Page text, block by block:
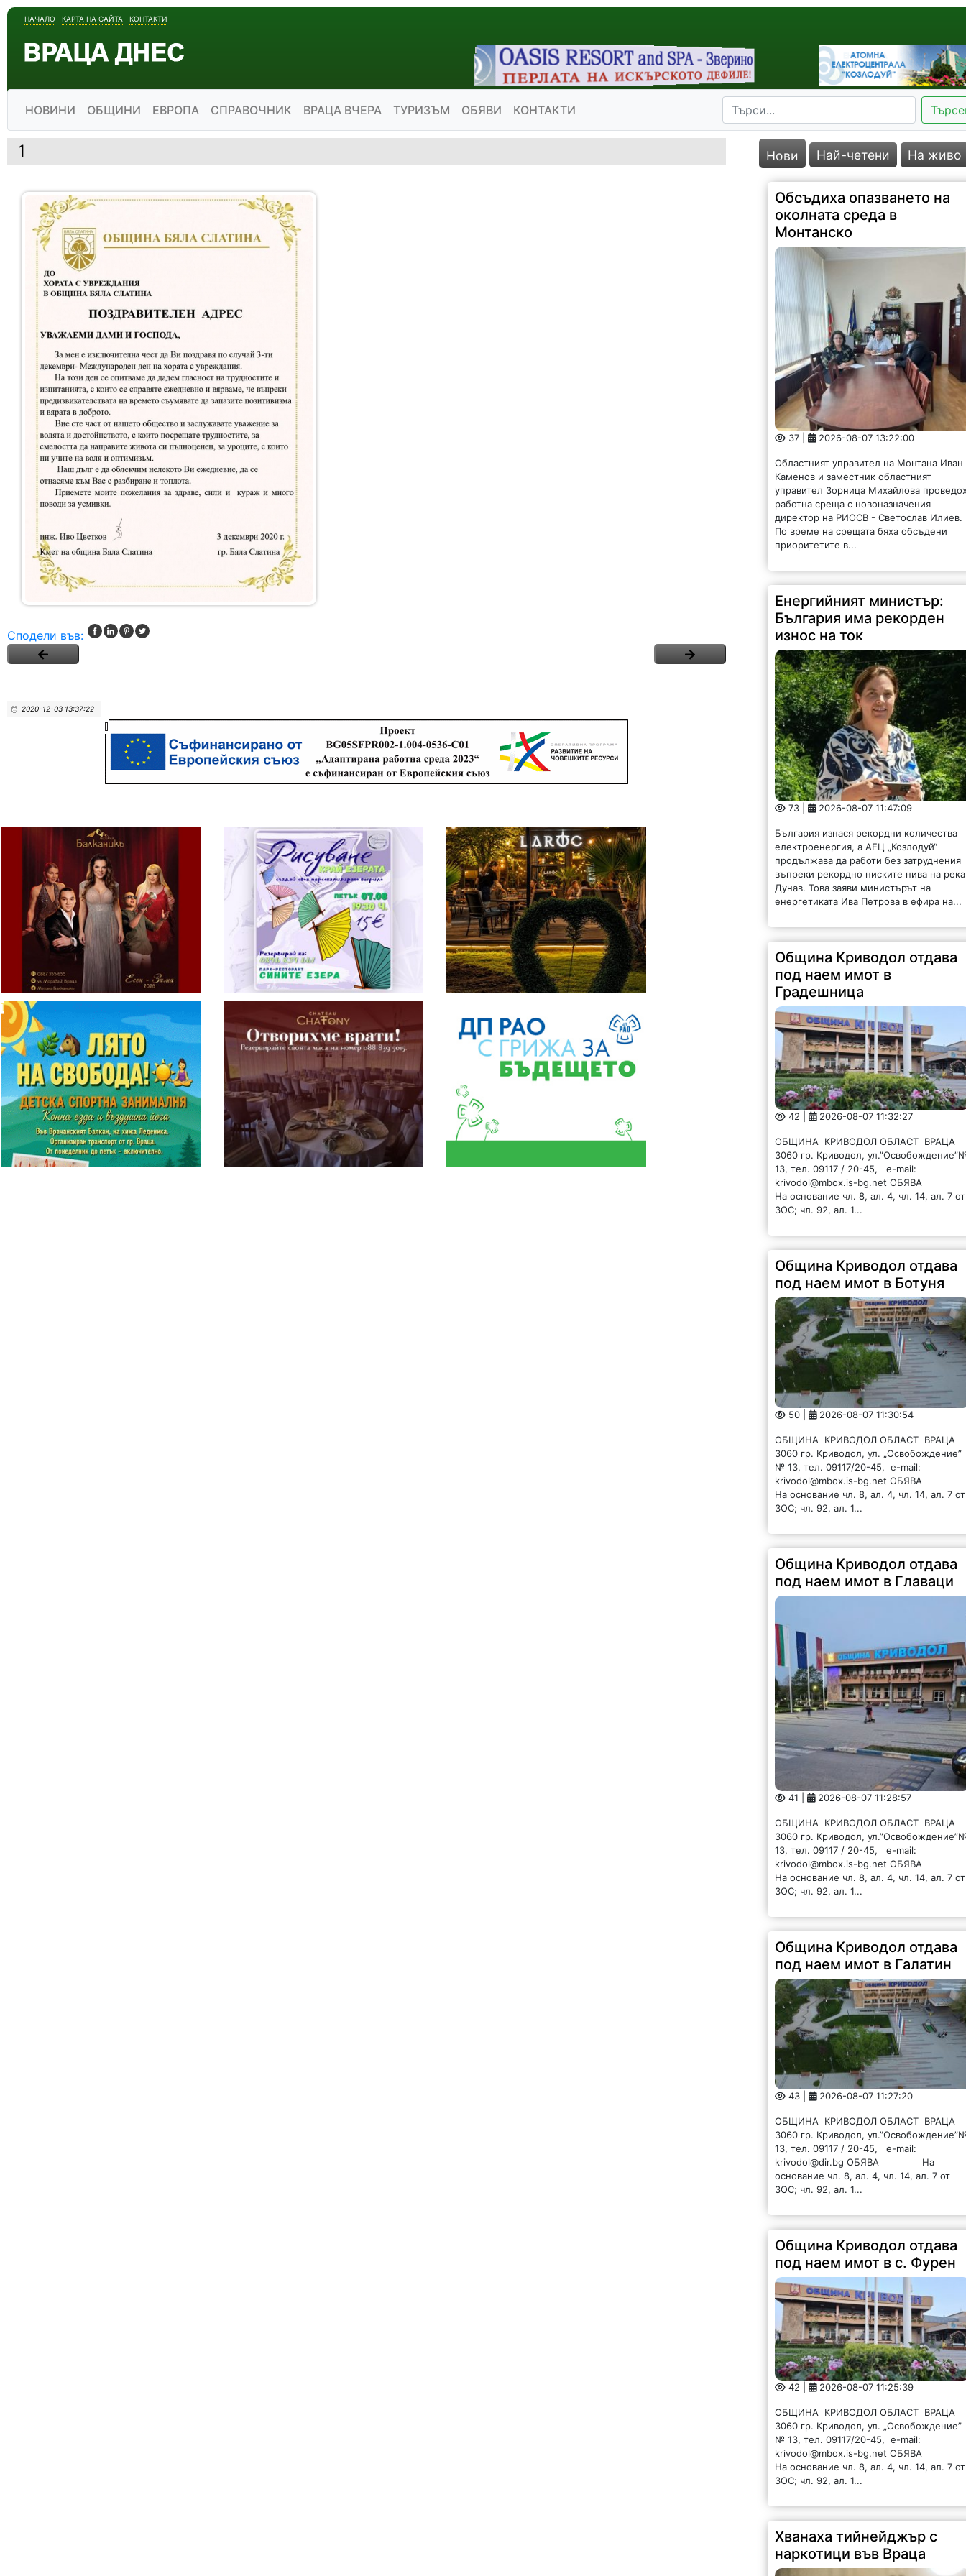
НАЧАЛО КАРТА НА САЙТА КОНТАКТИ
НОВИНИ ОБЩИНИ ЕВРОПА СПРАВОЧНИК ВРАЦА ВЧЕРА ТУРИЗЪМ ОБЯВИ КОНТАКТИ
1
Сподели във:
2020-12-03 13:37:22
Нови Най-четени На живо
Обсъдиха опазването на
околната среда в
Монтанско
37 | 2026-08-07 13:22:00
Областният управител на Монтана Иван
Каменов и заместник областният
управител Зорница Михайлова
работна среща с новоназначения
директор на РИОСВ - Светослав Илиев.
По време на срещата бяха обсъдени
приоритетите в...
Енергийният министър:
България има рекорден
износ на ток
73 | 2026-08-07 11:47:09
България изнася рекордни количества
електроенергия, а АЕЦ „Козлодуй“
продължава да работи без затруднения
въпреки рекордно ниските нива на река
Дунав. Това заяви министърът на
енергетиката Ива Петрова в ефира на...
Община Криводол отдава
под наем имот в
Градешница
42 | 2026-08-07 11:32:27
ОБЩИНА КРИВОДОЛ ОБЛАСТ ВРАЦА
3060 гр. Криводол,
13, тел. 09117 / 20-45, e-mail:
krivodol@mbox.is-bg.net ОБЯВА
На основание чл. 8, ал. 4, чл. 14, ал. 7 от
ЗОС; чл. 92, ал. 1...
Община Криводол отдава
под наем имот в Ботуня
50 | 2026-08-07 11:30:54
ОБЩИНА КРИВОДОЛ ОБЛАСТ ВРАЦА
3060 гр. Криводол, ул. „Освобождение”
№ 13, тел. 09117/20-45, e-mail:
krivodol@mbox.is-bg.net ОБЯВА
На основание чл. 8, ал. 4, чл. 14, ал. 7 от
ЗОС; чл. 92, ал. 1...
Община Криводол отдава
под наем имот в Главаци
41 | 2026-08-07 11:28:57
ОБЩИНА КРИВОДОЛ ОБЛАСТ ВРАЦА
3060 гр. Криводол,
13, тел. 09117 / 20-45, e-mail:
krivodol@mbox.is-bg.net ОБЯВА
На основание чл. 8, ал. 4, чл. 14, ал. 7 от
ЗОС; чл. 92, ал. 1...
Община Криводол отдава
под наем имот в Галатин
43 | 2026-08-07 11:27:20
ОБЩИНА КРИВОДОЛ ОБЛАСТ ВРАЦА
3060 гр. Криводол,
13, тел. 09117 / 20-45, e-mail:
krivodol@dir.bg ОБЯВА На
основание чл. 8, ал. 4, чл. 14, ал. 7 от
ЗОС; чл. 92, ал. 1...
Община Криводол отдава
под наем имот в с. Фурен
42 | 2026-08-07 11:25:39
ОБЩИНА КРИВОДОЛ ОБЛАСТ ВРАЦА
3060 гр. Криводол, ул. „Освобождение”
№ 13, тел. 09117/20-45, e-mail:
krivodol@mbox.is-bg.net ОБЯВА
На основание чл. 8, ал. 4, чл. 14, ал. 7 от
ЗОС; чл. 92, ал. 1...
Хванаха тийнейджър с
наркотици във Враца